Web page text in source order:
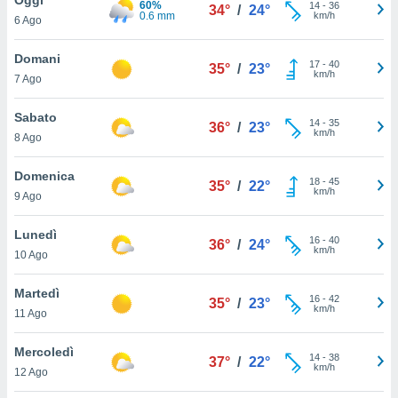
è
al sito
di
ci
di
il
un
la
nella
6 Ago
60%
0.6 mm
34° / 24° 14- 36
km/h
Domani
7 Ago
35° / 23° 17- 40
km/h
Sabato
8 Ago
36° / 23° 14- 35
km/h
Domenica
9 Ago
35° / 22° 18- 45
km/h
Lunedì
10 Ago
36° / 24° 16- 40
km/h
Martedì
11 Ago
35° / 23° 16- 42
km/h
Mercoledì
12 Ago
37° / 22° 14- 38
km/h